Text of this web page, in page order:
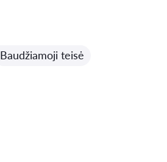
Baudžiamoji teisė